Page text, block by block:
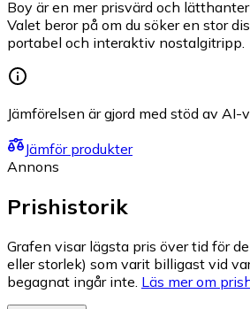
Boy är en mer prisvärd och
Valet beror på om du söker en stor
portabel och interaktiv nostalgitripp.
Jämförelsen är gjord med stöd av AI-
Jämför produkter
Annons
Prishistorik
Grafen visar lägsta pris över tid för
eller storlek) som varit billigast vid
begagnat ingår inte. Läs mer om